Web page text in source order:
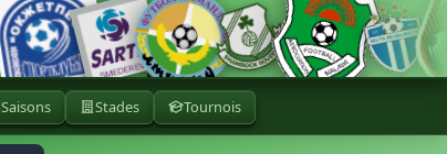
Saisons Stades Tournois